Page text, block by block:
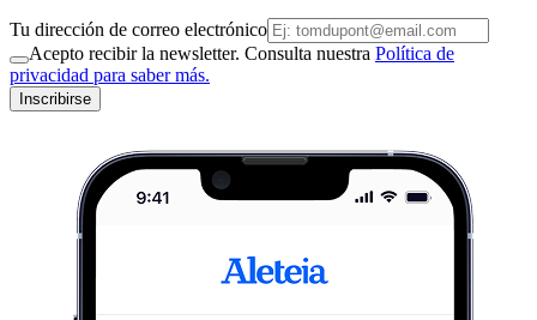
Tu dirección de correo electrónico
Acepto recibir la newsletter. Consulta nuestra Política de
privacidad para saber más.
Inscribirse